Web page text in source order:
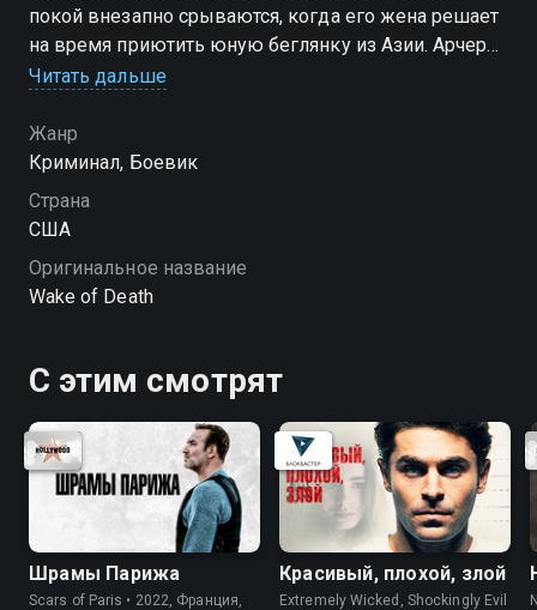
покой внезапно срываются, когда его жена решает
на время приютить юную беглянку из Азии. Арчеры
не подозревают, что Ким - дочь могущественного
Читать дальше
Жанр
Криминал, Боевик
Страна
США
Оригинальное название
Wake of Death
С этим смотрят
Шрамы Парижа
Scars of Paris • 2022, Франция,
Красивый, плохой, злой
Extremely Wicked, Shockingly Evil